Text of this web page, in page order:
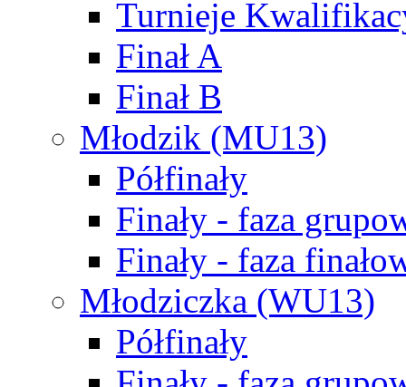
Turnieje
Finał A
Finał B
Młodzik (MU13)
Półfinały
Finały - faza
Finały - faza
Młodziczka (WU13)
Półfinały